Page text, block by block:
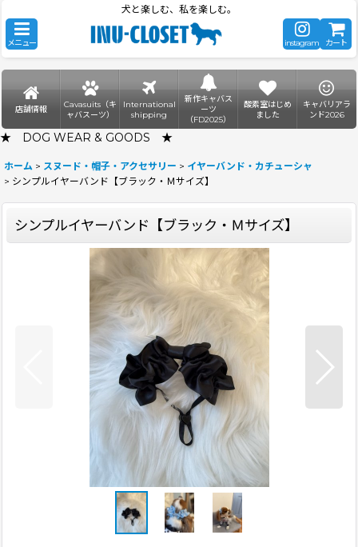
犬と楽しむ、私を楽しむ。
メニュー instagram カート
店舗情報
Cavasuits（キ
ャバスーツ）
International
shipping
新作キャバス
ーツ
（FD2025）
酸素室はじめ
ました
キャバリアラ
ンド2026
★ DOG WEAR & GOODS ★
ホーム > スヌード・帽子・アクセサリー > イヤーバンド・カチューシャ
> シンプルイヤーバンド【ブラック・Ｍサイズ】
シンプルイヤーバンド【ブラック・Ｍサイズ】